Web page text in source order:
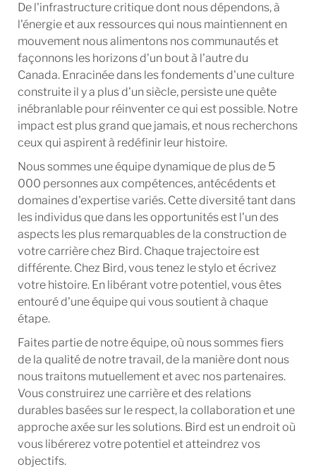
De l'infrastructure critique dont nous dépendons, à
l'énergie et aux ressources qui nous maintiennent en
mouvement nous alimentons nos communautés et
façonnons les horizons d'un bout à l'autre du
Canada. Enracinée dans les fondements d'une culture
construite il y a plus d'un siècle, persiste une quête
inébranlable pour réinventer ce qui est possible. Notre
impact est plus grand que jamais, et nous recherchons
ceux qui aspirent à redéfinir leur histoire.
Nous sommes une équipe dynamique de plus de 5
000 personnes aux compétences, antécédents et
domaines d'expertise variés. Cette diversité tant dans
les individus que dans les opportunités est l'un des
aspects les plus remarquables de la construction de
votre carrière chez Bird. Chaque trajectoire est
différente. Chez Bird, vous tenez le stylo et écrivez
votre histoire. En libérant votre potentiel, vous êtes
entouré d'une équipe qui vous soutient à chaque
étape.
Faites partie de notre équipe, où nous sommes fiers
de la qualité de notre travail, de la manière dont nous
nous traitons mutuellement et avec nos partenaires.
Vous construirez une carrière et des relations
durables basées sur le respect, la collaboration et une
approche axée sur les solutions. Bird est un endroit où
vous libérerez votre potentiel et atteindrez vos
objectifs.